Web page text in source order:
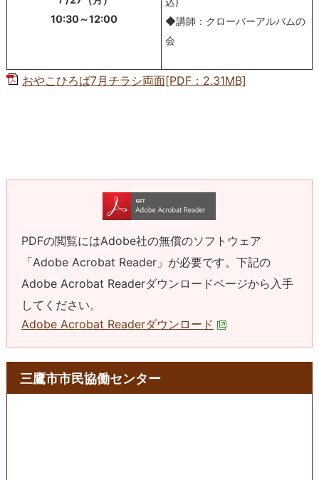
10:30～12:00
◆講師：クローバーアルバムの
会
おやこひろば7月チラシ両面[PDF：2.31MB]
PDFの閲覧にはAdobe社の無償のソフトウェア
「Adobe Acrobat Reader」が必要です。下記の
Adobe Acrobat Readerダウンロードページから入手
してください。
Adobe Acrobat Readerダウンロード
三鷹市市民協働センター